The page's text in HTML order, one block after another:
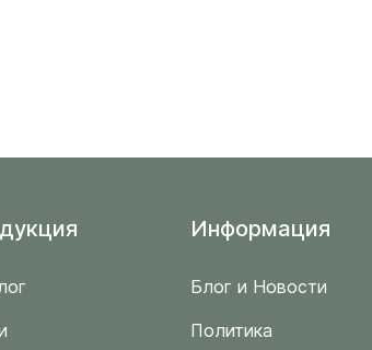
Информация
Блог и Новости
Политика